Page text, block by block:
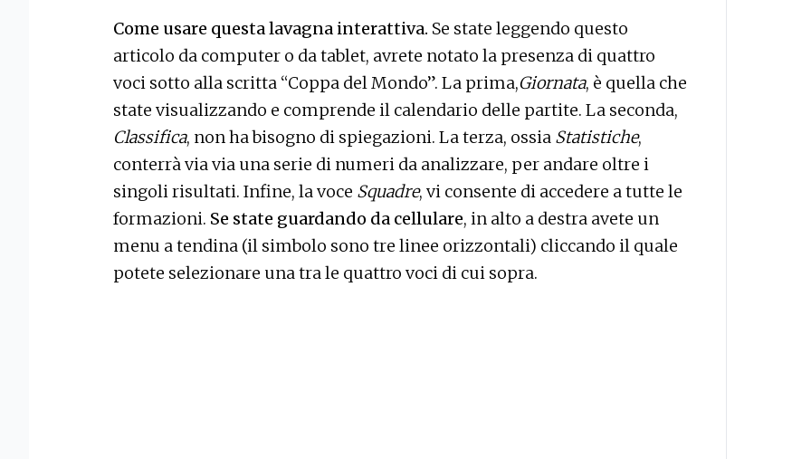
Come usare questa lavagna interattiva. Se state leggendo questo
articolo da computer o da tablet, avrete notato la presenza di quattro
voci sotto alla scritta “Coppa del Mondo”. La prima,Giornata, è quella che
state visualizzando e comprende il calendario delle partite. La seconda,
Classifica, non ha bisogno di spiegazioni. La terza, ossia Statistiche,
conterrà via via una serie di numeri da analizzare, per andare oltre i
singoli risultati. Infine, la voce Squadre, vi consente di accedere a tutte le
formazioni. Se state guardando da cellulare, in alto a destra avete un
menu a tendina (il simbolo sono tre linee orizzontali) cliccando il quale
potete selezionare una tra le quattro voci di cui sopra.